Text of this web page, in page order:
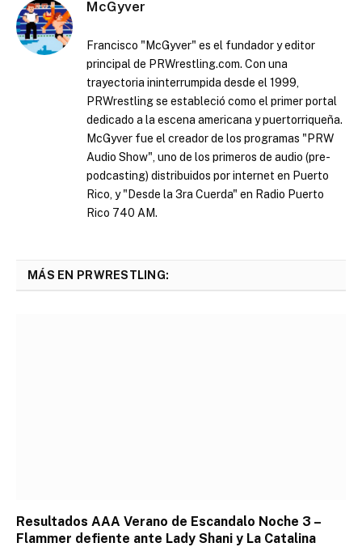
McGyver
Francisco "McGyver" es el fundador y editor
principal de PRWrestling.com. Con una
trayectoria ininterrumpida desde el 1999,
PRWrestling se estableció como el primer portal
dedicado a la escena americana y puertorriqueña.
McGyver fue el creador de los programas "PRW
Audio Show", uno de los primeros de audio (pre-
podcasting) distribuidos por internet en Puerto
Rico, y "Desde la 3ra Cuerda" en Radio Puerto
Rico 740 AM.
MÁS EN PRWRESTLING:
Resultados AAA Verano de Escandalo Noche 3 –
Flammer defiente ante Lady Shani y La Catalina